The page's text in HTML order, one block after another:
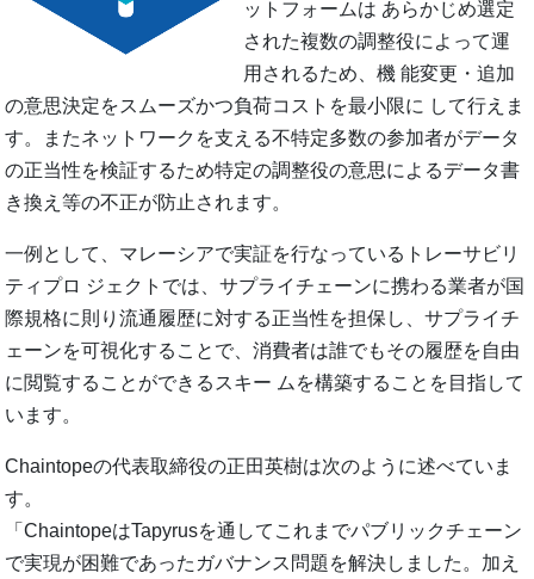
ットフォームは あらかじめ選定
された複数の調整役によって運
用されるため、機 能変更・追加
の意思決定をスムーズかつ負荷コストを最小限に して行えま
す。またネットワークを支える不特定多数の参加者がデータ
の正当性を検証するため特定の調整役の意思によるデータ書
き換え等の不正が防止されます。
一例として、マレーシアで実証を行なっているトレーサビリ
ティプロ ジェクトでは、サプライチェーンに携わる業者が国
際規格に則り流通履歴に対する正当性を担保し、サプライチ
ェーンを可視化することで、消費者は誰でもその履歴を自由
に閲覧することができるスキー ムを構築することを目指して
います。
Chaintopeの代表取締役の正田英樹は次のように述べていま
す。
「ChaintopeはTapyrusを通してこれまでパブリックチェーン
で実現が困難であったガバナンス問題を解決しました。加え